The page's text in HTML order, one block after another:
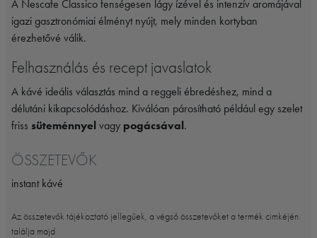
A Nescafe Classico fenségesen lágy ízével és intenzív aromájával
igazi gasztronómiai élményt nyújt, mely minden kortyban
érezhetővé válik.
Felhasználás és recept javaslatok
A kávé ideális választás mind a reggeli ébredéshez, mind a
délutáni kikapcsolódáshoz. Kiválóan párosítható például egy szelet
friss süteménnyel vagy pogácsával.
ÖSSZETEVŐK
instant kávé
Az összetevők tájékoztató jellegűek, a végső összetevőket a termék cimkéjén
találja majd